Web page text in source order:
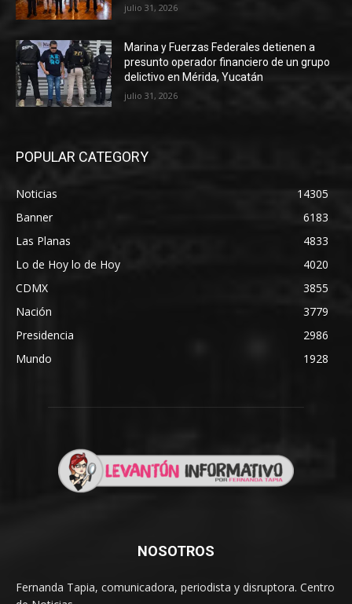
julio 31, 2026
Marina y Fuerzas Federales detienen a
presunto operador financiero de un grupo
delictivo en Mérida, Yucatán
julio 31, 2026
POPULAR CATEGORY
Noticias
14305
Banner
6183
Las Planas
4833
Lo de Hoy lo de Hoy
4020
CDMX
3855
Nación
3779
Presidencia
2986
Mundo
1928
NOSOTROS
Fernanda Tapia, comunicadora, periodista y disruptora. Centro